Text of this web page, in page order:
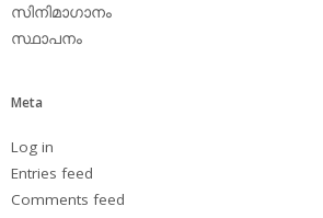
സിനിമാഗാനം
സ്ഥാപനം
Meta
Log in
Entries feed
Comments feed